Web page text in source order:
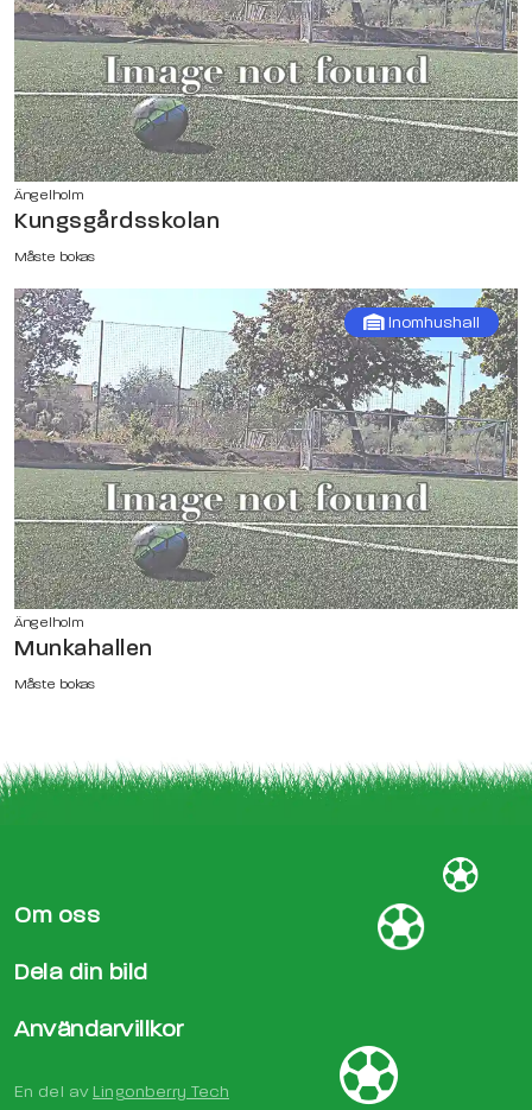
Ängelholm
Kungsgårdsskolan
Måste bokas
Inomhushall
Ängelholm
Munkahallen
Måste bokas
Om oss
Dela din bild
Användarvillkor
En del av Lingonberry Tech